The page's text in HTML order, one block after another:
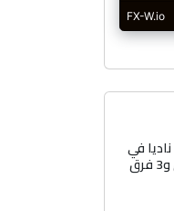
لجنة التراخيص : 17 ناديا في
دوري نجوم العراق و3 فرق